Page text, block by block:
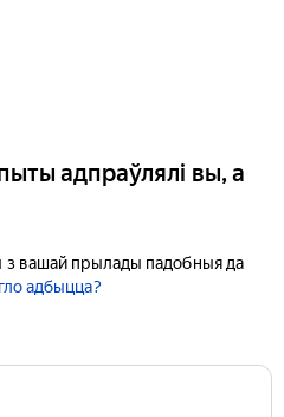
адпраўлялі вы, а
з вашай прылады падобныя да
адбыцца?